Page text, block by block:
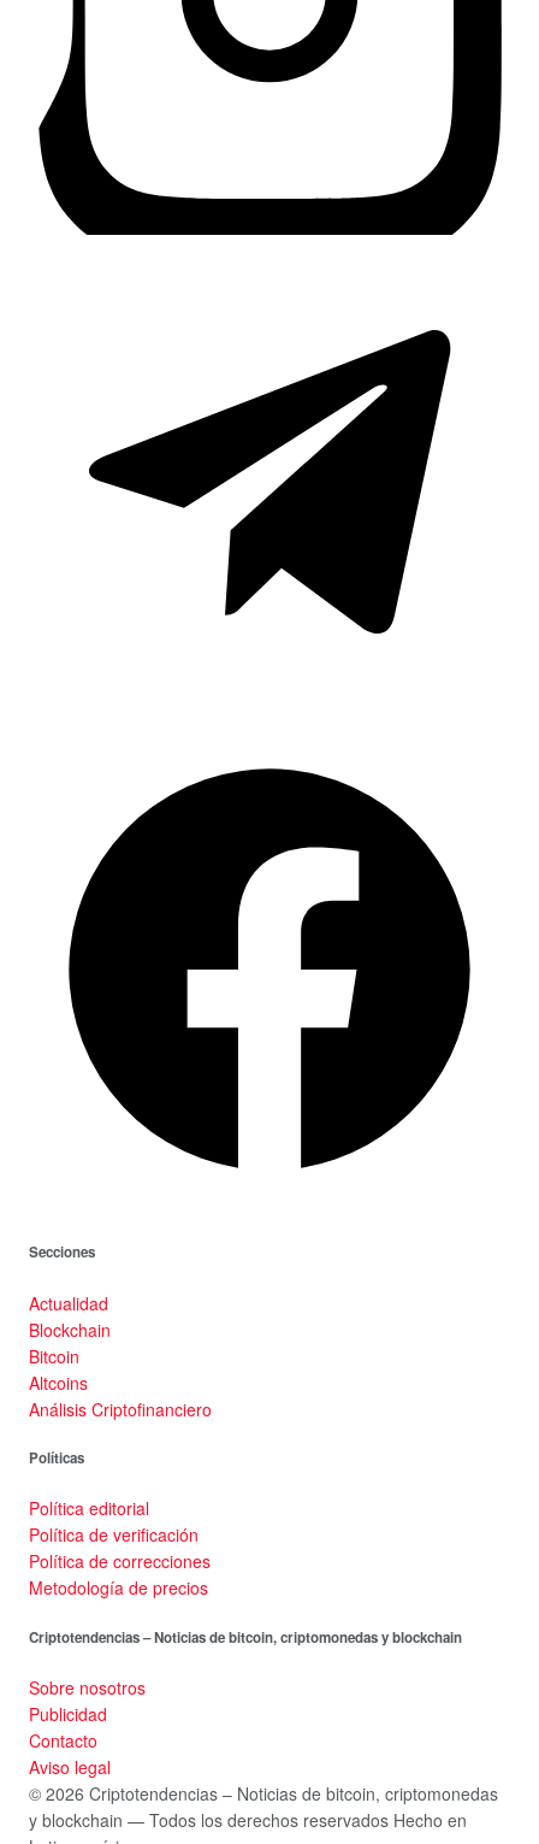
Secciones
Actualidad
Blockchain
Bitcoin
Altcoins
Análisis Criptofinanciero
Políticas
Política editorial
Política de verificación
Política de correcciones
Metodología de precios
Criptotendencias – Noticias de bitcoin, criptomonedas y blockchain
Sobre nosotros
Publicidad
Contacto
Aviso legal
© 2026 Criptotendencias – Noticias de bitcoin, criptomonedas
y blockchain — Todos los derechos reservados Hecho en